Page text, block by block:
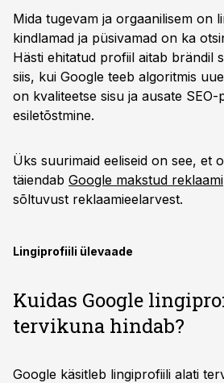
Mida tugevam ja orgaanilisem on
kindlamad ja püsivamad on ka
Hästi ehitatud profiil aitab brändil
siis, kui Google teeb algoritmis
on kvaliteetse sisu ja ausate SEO-
esiletõstmine.
Üks suurimaid eeliseid on see, et
täiendab Google makstud reklaami
sõltuvust reklaamieelarvest.
Lingiprofiili ülevaade
Kuidas Google
tervikuna hindab?
Google käsitleb lingiprofiili alati